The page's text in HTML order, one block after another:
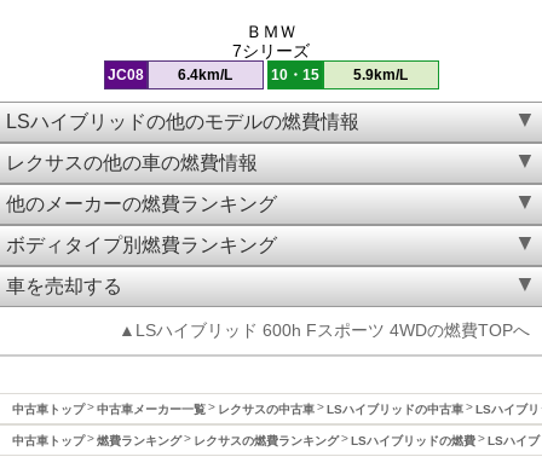
ＢＭＷ
7シリーズ
JC08 6.4km/L 10・15 5.9km/L
LSハイブリッドの他のモデルの燃費情報
レクサスの他の車の燃費情報
他のメーカーの燃費ランキング
ボディタイプ別燃費ランキング
車を売却する
▲LSハイブリッド 600h Fスポーツ 4WDの燃費TOPへ
中古車トップ 中古車メーカー一覧 レクサスの中古車 LSハイブリッドの中古車 LSハイブ
中古車トップ 燃費ランキング レクサスの燃費ランキング LSハイブリッドの燃費 LSハイ